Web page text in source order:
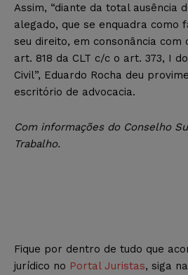
Assim, “diante da total ausência
alegado, que se enquadra como
seu direito, em consonância com
art. 818 da CLT c/c o art. 373, I
Civil”, Eduardo Rocha deu
escritório de advocacia.
Com informações do Conselho
Trabalho.
Fique por dentro de tudo que
jurídico no Portal Juristas, siga